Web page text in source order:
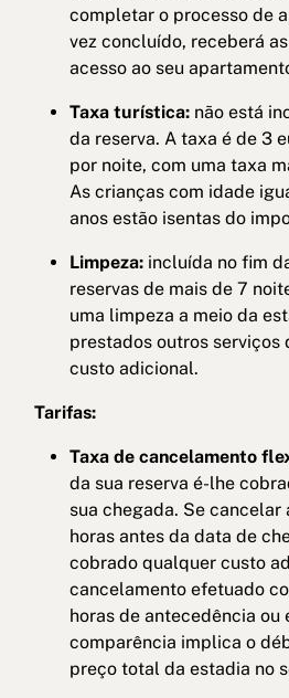
completar o processo de
vez concluído, receberá
acesso ao seu
Taxa turística: não está
da reserva. A taxa é de 3
por noite, com uma taxa
As crianças com idade
anos estão isentas do
Limpeza:incluída no fim
reservas de mais de 7
uma limpeza a meio da
prestados outros serviços
custo adicional.
Tarifas:
Taxa de cancelamento
da sua reserva é-lhe
sua chegada. Se cancelar
horas antes da data de
cobrado qualquer custo
cancelamento efetuado
horas de antecedência ou
comparência implica o
preço total da estadia no